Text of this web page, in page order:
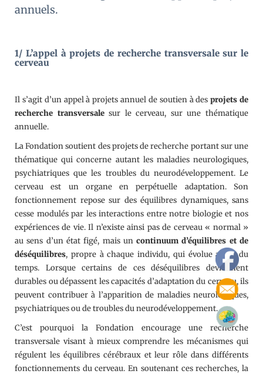
annuels.
1/ L’appel à projets de recherche transversale sur le
cerveau
Il s’agit d’un appel à projets annuel de soutien à desprojets de
recherche transversalesur le cerveau, sur une thématique
annuelle.
La Fondation soutient des projets de recherche portant sur une
thématique qui concerne autant les maladies neurologiques,
psychiatriques que les troubles du neurodéveloppement. Le
cerveau est un organe en perpétuelle adaptation. Son
fonctionnement repose sur des équilibres dynamiques, sans
cesse modulés par les interactions entre notre biologie et nos
expériences de vie. Il n’existe ainsi pas de cerveau « normal »
au sens d’un état figé, mais uncontinuum d’équilibres et de
déséquilibres, propre à chaque individu, qui évolue au fil du
temps. Lorsque certains de ces déséquilibres deviennent
durables ou dépassent les capacités d’adaptation du cerveau, ils
peuvent contribuer à l’apparition de maladies neurologiques,
psychiatriques ou de troubles du neurodéveloppement.
C’est pourquoi la Fondation encourage une recherche
transversale visant à mieux comprendre les mécanismes qui
régulent les équilibres cérébraux et leur rôle dans différents
fonctionnements du cerveau. En soutenant ces recherches, la